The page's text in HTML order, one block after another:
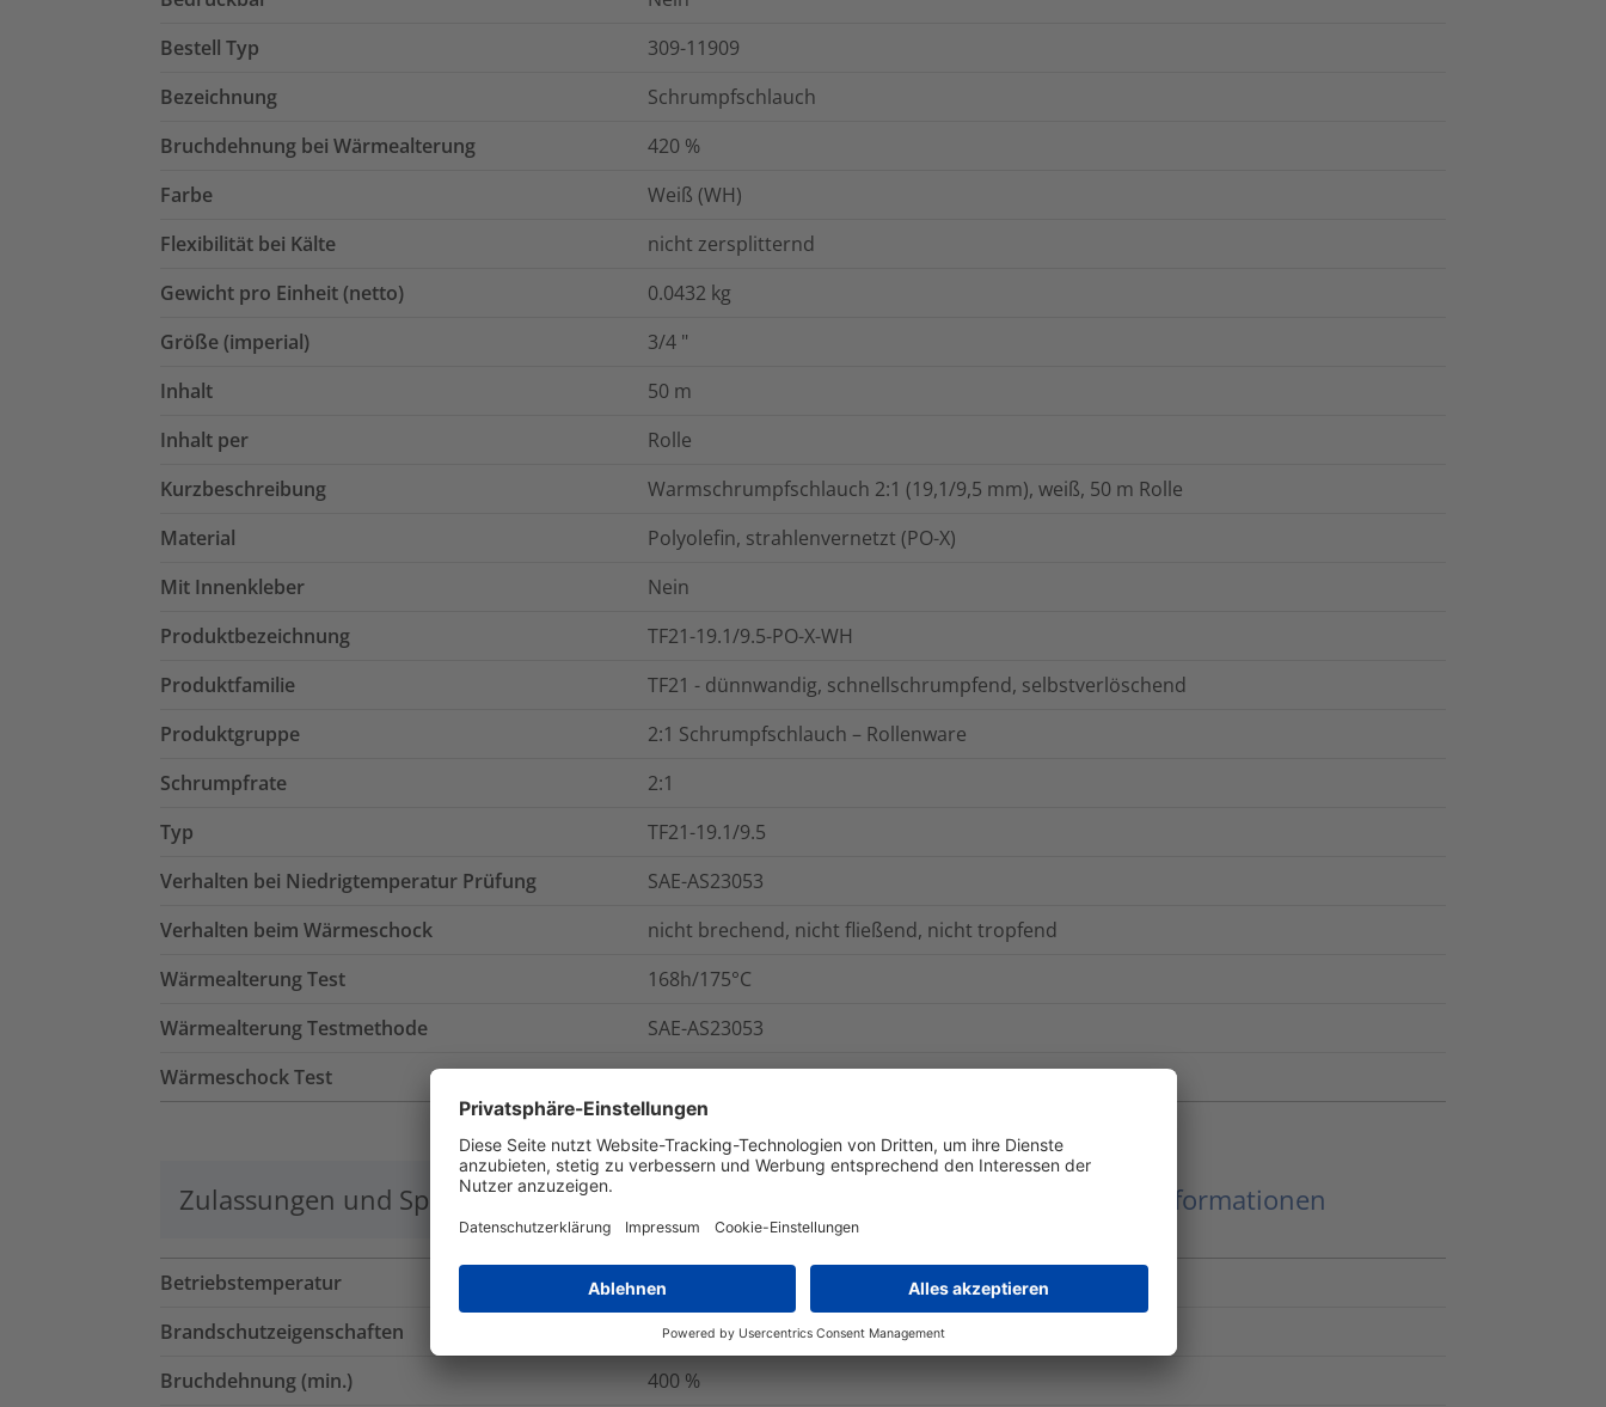
Bestell Typ
309-11909
Bezeichnung
Schrumpfschlauch
Bruchdehnung bei Wärmealterung
420 %
Farbe
Weiß (WH)
Flexibilität bei Kälte
nicht zersplitternd
Gewicht pro Einheit (netto)
0.0432 kg
Größe (imperial)
3/4 "
Inhalt
50 m
Inhalt per
Rolle
Kurzbeschreibung
Warmschrumpfschlauch 2:1 (19,1/9,5 mm), weiß, 50 m Rolle
Material
Polyolefin, strahlenvernetzt (PO-X)
Mit Innenkleber
Nein
Produktbezeichnung
TF21-19.1/9.5-PO-X-WH
Produktfamilie
TF21 - dünnwandig, schnellschrumpfend, selbstverlöschend
Produktgruppe
2:1 Schrumpfschlauch – Rollenware
Schrumpfrate
2:1
Typ
TF21-19.1/9.5
Verhalten bei Niedrigtemperatur Prüfung
SAE-AS23053
Verhalten beim Wärmeschock
nicht brechend, nicht fließend, nicht tropfend
Wärmealterung Test
168h/175°C
Wärmealterung Testmethode
SAE-AS23053
Wärmeschock Test
4h/250°C
Zulassungen und Spezifikationen Weitere Informationen
Betriebstemperatur
-55 °C bis +135 °C
Brandschutzeigenschaften
UL224 VW-1
Bruchdehnung (min.)
400 %